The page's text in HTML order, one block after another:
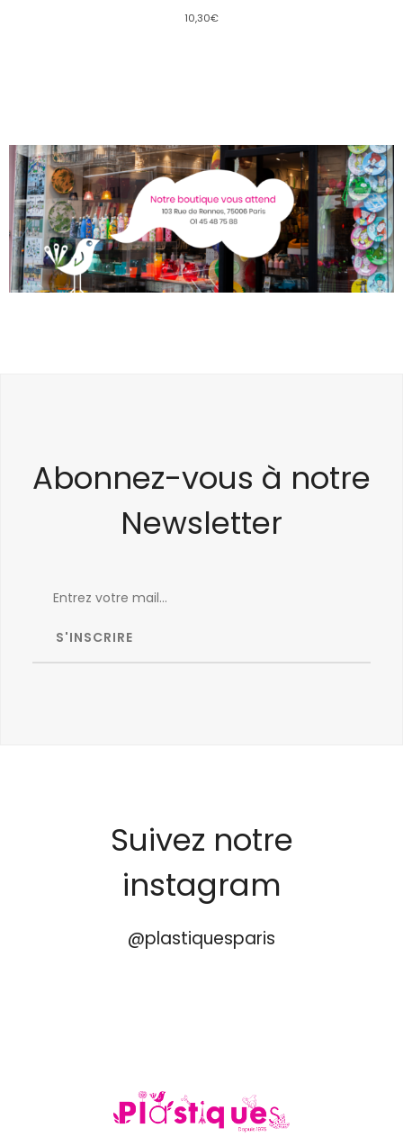
10,30€
Abonnez-vous à notre
Newsletter
Suivez notre
instagram
@plastiquesparis